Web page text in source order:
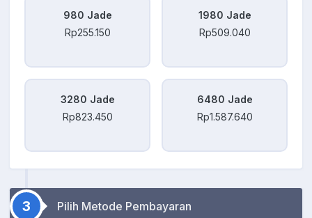
980 Jade
Rp255.150
1980 Jade
Rp509.040
3280 Jade
Rp823.450
6480 Jade
Rp1.587.640
3 Pilih Metode Pembayaran